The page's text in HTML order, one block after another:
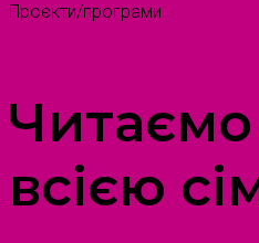
Проєкти/програми
Читаємо
всією